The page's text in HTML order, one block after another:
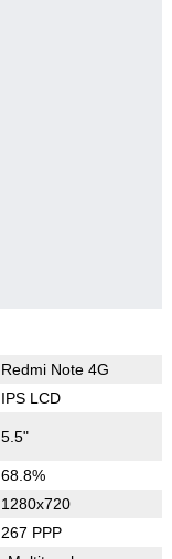
Redmi Note 4G
IPS LCD
5.5"
68.8%
1280x720
267 PPP